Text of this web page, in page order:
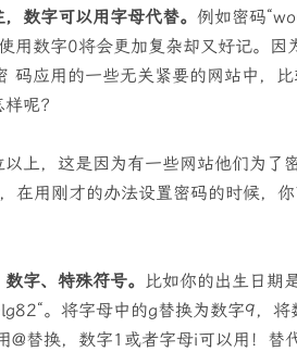
，数字可以用字母代替。例如密码
用数字0将会更加复杂却又好记。因
码应用的一些无关紧要的网站中，
呢？
上，这是因为有一些网站他们为了
在用刚才的办法设置密码的时候，
字、特殊符号。 比如你的出生日期
。将字母中的g替换为数字9，
替换，数字1或者字母i可以用！替